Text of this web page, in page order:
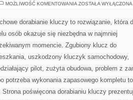
MOŻLIWOŚĆ KOMENTOWANIA HISTORIE
DRÓG
ZOSTAŁA WYŁĄCZONA
dorabianie kluczy to rozwiązanie, która
osób okazuje się niezbędna w najmniej
momencie. Zgubiony klucz do
uszkodzony kluczyk samochodowy,
pilot, zużyta obudowa, problem z
potrzeba wykonania zapasowego kompletu to
poświęcona dorabianiu kluczy